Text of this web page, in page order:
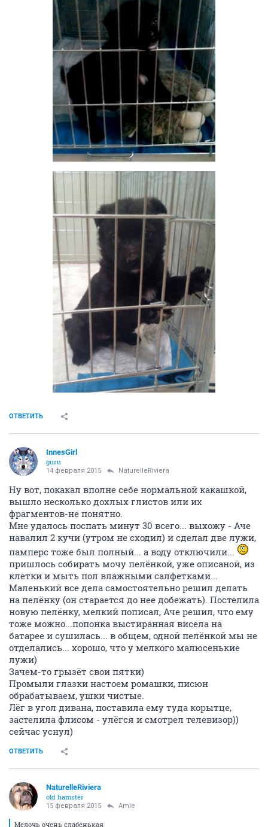
ОТВЕТИТЬ
InnesGirl
guru
14 февраля 2015 NaturelleRiviera
Ну вот, покакал вполне себе нормальной какашкой,
вышло несколько дохлых глистов или их
фрагментов-не понятно.
Мне удалось поспать минут 30 всего... выхожу - Аче
навалил 2 кучи (утром не сходил) и сделал две лужи,
памперс тоже был полный... а воду отключили...
пришлось собирать мочу пелёнкой, уже описаной, из
клетки и мыть пол влажными салфетками...
Маленький все дела самостоятельно решил делать
на пелёнку (он старается до нее добежать). Постелила
новую пелёнку, мелкий пописал, Аче решил, что ему
тоже можно...попонка выстиранная висела на
батарее и сушилась... в общем, одной пелёнкой мы не
отделались... хорошо, что у мелкого малюсенькие
лужи)
Зачем-то грызёт свои пятки)
Промыли глазки настоем ромашки, писюн
обрабатываем, ушки чистые.
Лёг в угол дивана, поставила ему туда корытце,
застелила флисом - улёгся и смотрел телевизор))
сейчас уснул)
ОТВЕТИТЬ
NaturelleRiviera
old hamster
15 февраля 2015 Amie
Мелочь очень слабенькая